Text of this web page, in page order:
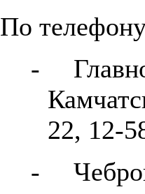
По
-
22, 12-
-